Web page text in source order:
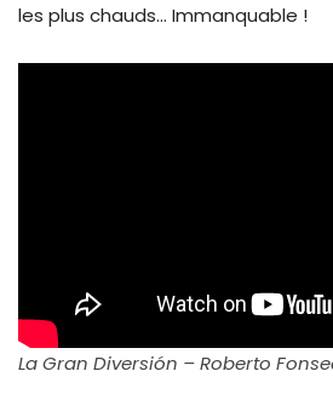
les plus chauds… Immanquable !
La Gran Diversión – Roberto